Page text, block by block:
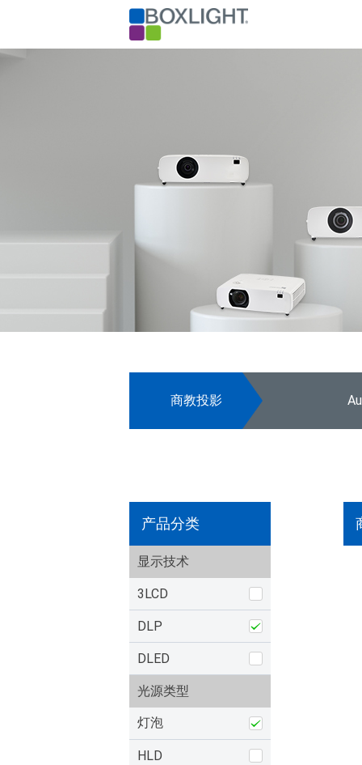
商教投影
产品分类
显示技术
3LCD
DLP
DLED
光源类型
灯泡
HLD